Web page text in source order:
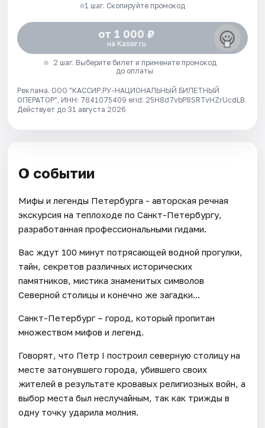
1 шаг. Скопируйте промокод
от 1 000 ₽
на Kassir.ru
2 шаг. Выберите билет и примените промокод
до оплаты
Реклама. ООО "КАССИР.РУ-НАЦИОНАЛЬНЫЙ БИЛЕТНЫЙ
ОПЕРАТОР", ИНН: 7841075409 erid: 25H8d7vbP8SRTvHZrUcdLB.
Действует до 31 августа 2026
О событии
Мифы и легенды Петербурга - авторская речная
экскурсия на теплоходе по Санкт-Петербургу,
разработанная профессиональными гидами.
Вас ждут 100 минут потрясающей водной прогулки,
тайн, секретов различных исторических
памятников, мистика знаменитых символов
Северной столицы и конечно же загадки...
Санкт-Петербург – город, который пропитан
множеством мифов и легенд.
Говорят, что Петр I построил северную столицу на
месте затонувшего города, убившего своих
жителей в результате кровавых религиозных войн, а
выбор места был неслучайным, так как трижды в
одну точку ударила молния.